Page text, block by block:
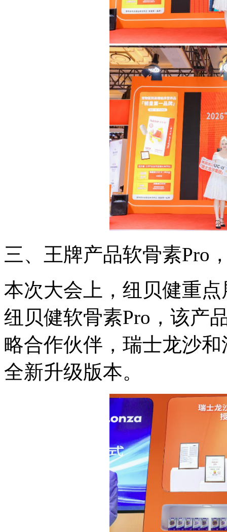
三、王牌产品软骨素Pro
本次大会上，纽贝健重
纽贝健软骨素Pro，该产
略合作伙伴，瑞士龙沙
全新升级版本。